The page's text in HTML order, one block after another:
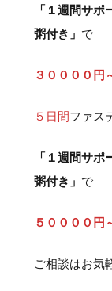
「１週間サ
粥付き」 で
３００００円
５日間ファス
「１週間サ
粥付き」 で
５００００円
ご相談はお気